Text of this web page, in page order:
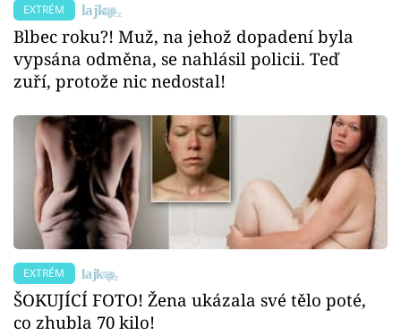
EXTRÉM
Blbec roku?! Muž, na jehož dopadení byla
vypsána odměna, se nahlásil policii. Teď
zuří, protože nic nedostal!
EXTRÉM
ŠOKUJÍCÍ FOTO! Žena ukázala své tělo poté,
co zhubla 70 kilo!